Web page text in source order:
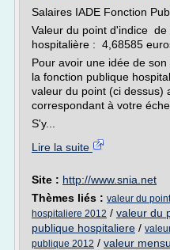
Salaires IADE Fonction
Valeur du point d'indice
hospitalière : 4,68585
Pour avoir une idée de
la fonction publique
valeur du point (ci dessus)
correspondant à votre
S'y...
Lire la suite
Site : http://www.snia.net
Thèmes liés : valeur du
hospitaliere 2012 / valeur du
publique hospitaliere /
publique 2012 / valeur